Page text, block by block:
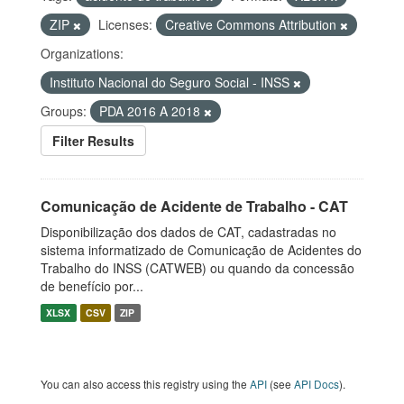
ZIP
Licenses:
Creative Commons Attribution
Organizations:
Instituto Nacional do Seguro Social - INSS
Groups:
PDA 2016 A 2018
Filter Results
Comunicação de Acidente de Trabalho - CAT
Disponibilização dos dados de CAT, cadastradas no
sistema informatizado de Comunicação de Acidentes do
Trabalho do INSS (CATWEB) ou quando da concessão
de benefício por...
XLSX CSV ZIP
You can also access this registry using the API (see API Docs).